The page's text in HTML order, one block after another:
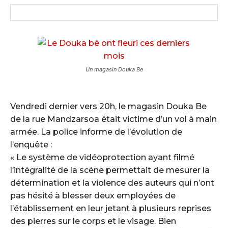
Un magasin Douka Be
Vendredi dernier vers 20h, le magasin Douka Be
de la rue Mandzarsoa était victime d’un vol à main
armée. La police informe de l’évolution de
l’enquête :
« Le système de vidéoprotection ayant filmé
l’intégralité de la scène permettait de mesurer la
détermination et la violence des auteurs qui n’ont
pas hésité à blesser deux employées de
l’établissement en leur jetant à plusieurs reprises
des pierres sur le corps et le visage. Bien